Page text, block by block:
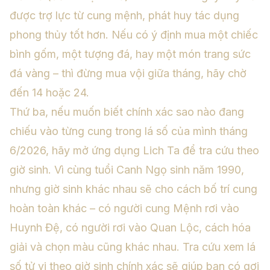
được trợ lực từ cung mệnh, phát huy tác dụng
phong thủy tốt hơn. Nếu có ý định mua một chiếc
bình gốm, một tượng đá, hay một món trang sức
đá vàng – thì đừng mua vội giữa tháng, hãy chờ
đến 14 hoặc 24.
Thứ ba, nếu muốn biết chính xác sao nào đang
chiếu vào từng cung trong lá số của mình tháng
6/2026, hãy mở ứng dụng Lich Ta để tra cứu theo
giờ sinh. Vì cùng tuổi Canh Ngọ sinh năm 1990,
nhưng giờ sinh khác nhau sẽ cho cách bố trí cung
hoàn toàn khác – có người cung Mệnh rơi vào
Huynh Đệ, có người rơi vào Quan Lộc, cách hóa
giải và chọn màu cũng khác nhau. Tra cứu xem lá
số tử vi theo giờ sinh chính xác sẽ giúp bạn có gợi